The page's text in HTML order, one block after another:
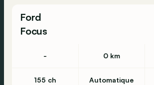
Ford
Focus
- 0 km
155 ch Automatique